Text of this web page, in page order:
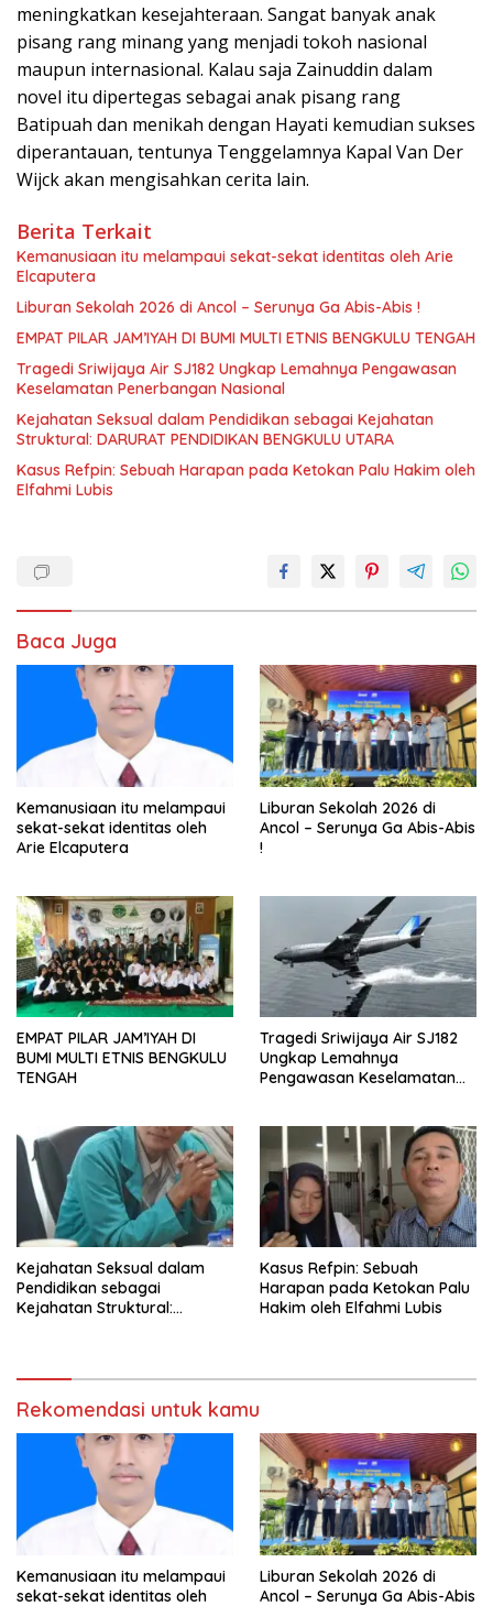
meningkatkan kesejahteraan. Sangat banyak anak
pisang rang minang yang menjadi tokoh nasional
maupun internasional. Kalau saja Zainuddin dalam
novel itu dipertegas sebagai anak pisang rang
Batipuah dan menikah dengan Hayati kemudian sukses
diperantauan, tentunya Tenggelamnya Kapal Van Der
Wijck akan mengisahkan cerita lain.
Berita Terkait
Kemanusiaan itu melampaui sekat-sekat identitas oleh Arie
Elcaputera
Liburan Sekolah 2026 di Ancol – Serunya Ga Abis-Abis !
EMPAT PILAR JAM’IYAH DI BUMI MULTI ETNIS BENGKULU TENGAH
Tragedi Sriwijaya Air SJ182 Ungkap Lemahnya Pengawasan
Keselamatan Penerbangan Nasional
Kejahatan Seksual dalam Pendidikan sebagai Kejahatan
Struktural: DARURAT PENDIDIKAN BENGKULU UTARA
Kasus Refpin: Sebuah Harapan pada Ketokan Palu Hakim oleh
Elfahmi Lubis
Baca Juga
Kemanusiaan itu melampaui
sekat-sekat identitas oleh
Arie Elcaputera
Liburan Sekolah 2026 di
Ancol – Serunya Ga Abis-Abis
!
EMPAT PILAR JAM’IYAH DI
BUMI MULTI ETNIS BENGKULU
TENGAH
Tragedi Sriwijaya Air SJ182
Ungkap Lemahnya
Pengawasan Keselamatan
Kejahatan Seksual dalam
Pendidikan sebagai
Kejahatan Struktural:
Kasus Refpin: Sebuah
Harapan pada Ketokan Palu
Hakim oleh Elfahmi Lubis
Rekomendasi untuk kamu
Kemanusiaan itu melampaui
sekat-sekat identitas oleh
Liburan Sekolah 2026 di
Ancol – Serunya Ga Abis-Abis